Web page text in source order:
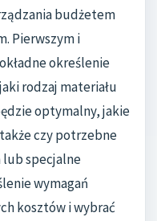
budżetem
Pierwszym i
określenie
rodzaj materiału
optymalny, jakie
czy potrzebne
specjalne
wymagań
kosztów i wybrać